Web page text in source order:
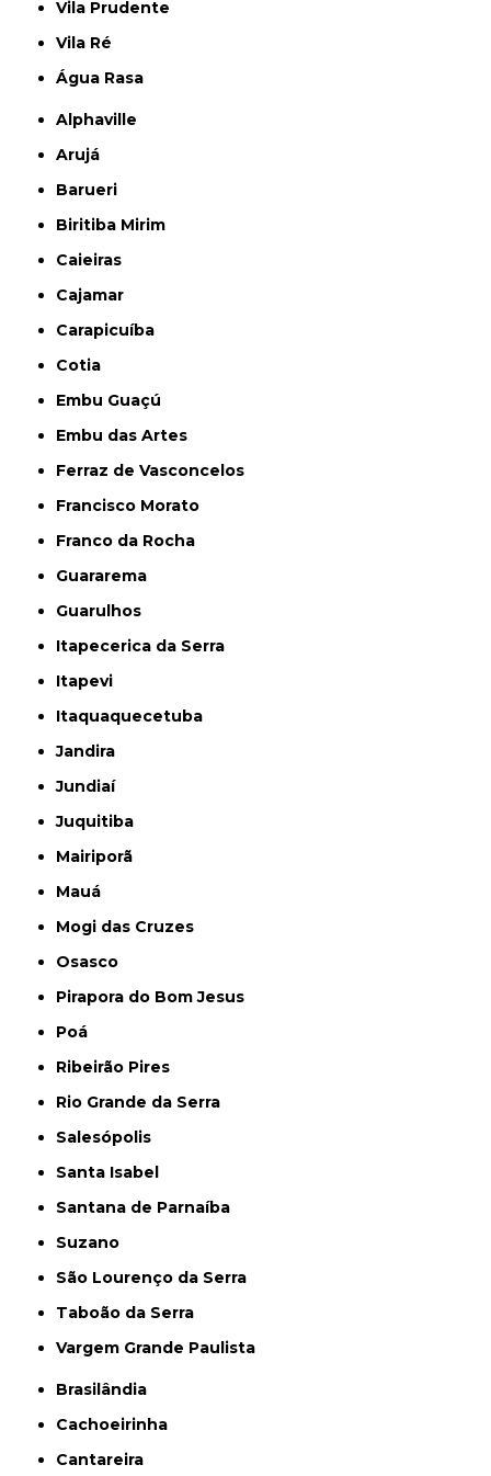
Vila Prudente
Vila Ré
Água Rasa
Alphaville
Arujá
Barueri
Biritiba Mirim
Caieiras
Cajamar
Carapicuíba
Cotia
Embu Guaçú
Embu das Artes
Ferraz de Vasconcelos
Francisco Morato
Franco da Rocha
Guararema
Guarulhos
Itapecerica da Serra
Itapevi
Itaquaquecetuba
Jandira
Jundiaí
Juquitiba
Mairiporã
Mauá
Mogi das Cruzes
Osasco
Pirapora do Bom Jesus
Poá
Ribeirão Pires
Rio Grande da Serra
Salesópolis
Santa Isabel
Santana de Parnaíba
Suzano
São Lourenço da Serra
Taboão da Serra
Vargem Grande Paulista
Brasilândia
Cachoeirinha
Cantareira